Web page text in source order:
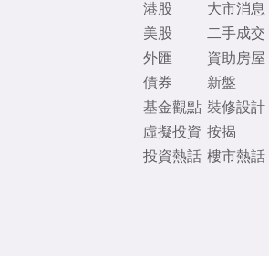
港股
美股
外匯
債券
基金觀點
虛擬投資
投資熱話
大市消息
二手成交
資助房屋
新盤
裝修設計
按揭
樓市熱話